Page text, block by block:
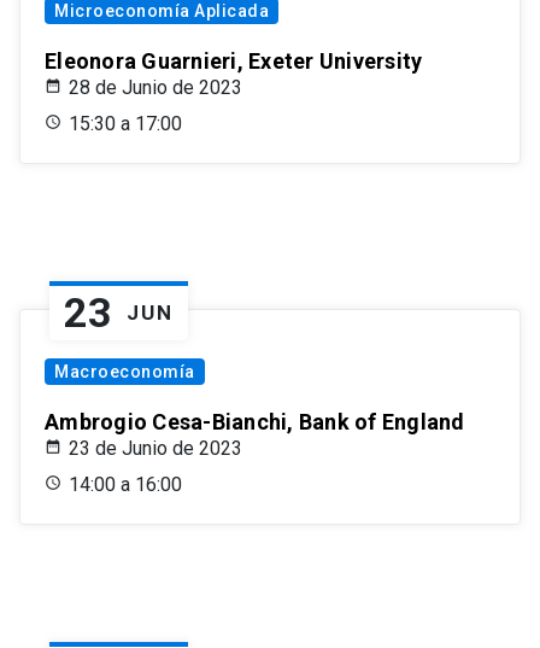
Microeconomía Aplicada
Eleonora Guarnieri, Exeter University
28 de Junio de 2023
15:30 a 17:00
23 JUN
Macroeconomía
Ambrogio Cesa-Bianchi, Bank of England
23 de Junio de 2023
14:00 a 16:00